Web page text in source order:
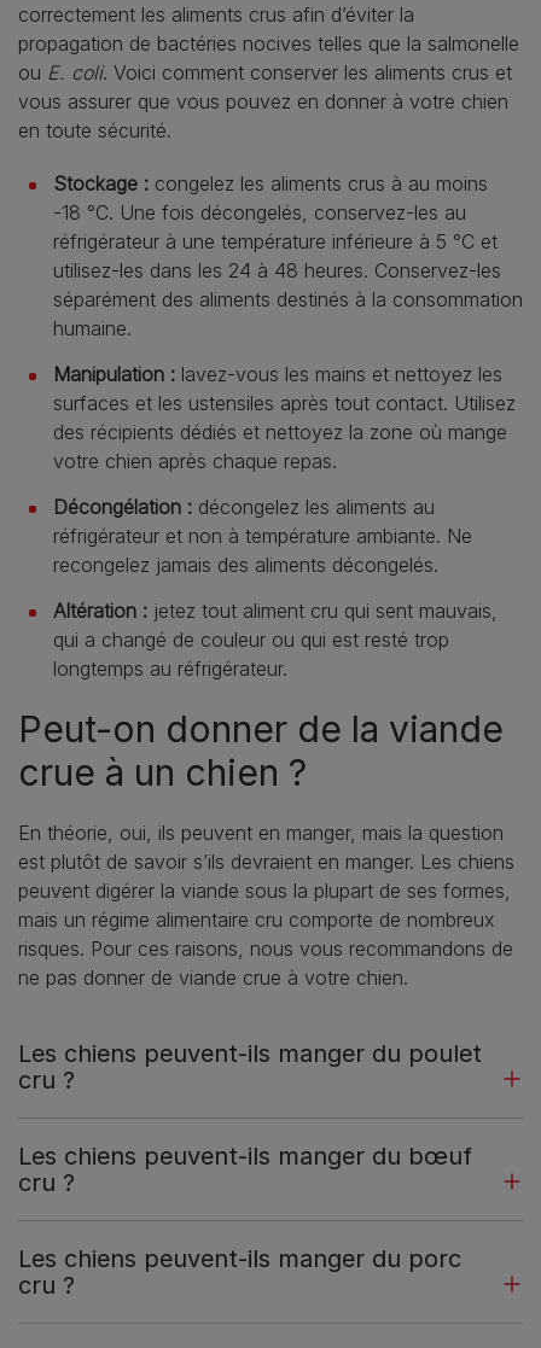
correctement les aliments crus afin d’éviter la
propagation de bactéries nocives telles que la salmonelle
ou E. coli. Voici comment conserver les aliments crus et
vous assurer que vous pouvez en donner à votre chien
en toute sécurité.
Stockage : congelez les aliments crus à au moins
-18 °C. Une fois décongelés, conservez-les au
réfrigérateur à une température inférieure à 5 °C et
utilisez-les dans les 24 à 48 heures. Conservez-les
séparément des aliments destinés à la consommation
humaine.
Manipulation : lavez-vous les mains et nettoyez les
surfaces et les ustensiles après tout contact. Utilisez
des récipients dédiés et nettoyez la zone où mange
votre chien après chaque repas.
Décongélation : décongelez les aliments au
réfrigérateur et non à température ambiante. Ne
recongelez jamais des aliments décongelés.
Altération : jetez tout aliment cru qui sent mauvais,
qui a changé de couleur ou qui est resté trop
longtemps au réfrigérateur.
Peut-on donner de la viande
crue à un chien ?
En théorie, oui, ils peuvent en manger, mais la question
est plutôt de savoir s’ils devraient en manger. Les chiens
peuvent digérer la viande sous la plupart de ses formes,
mais un régime alimentaire cru comporte de nombreux
risques. Pour ces raisons, nous vous recommandons de
ne pas donner de viande crue à votre chien.
Les chiens peuvent-ils manger du poulet
cru ?
Les chiens peuvent-ils manger du bœuf
cru ?
Les chiens peuvent-ils manger du porc
cru ?